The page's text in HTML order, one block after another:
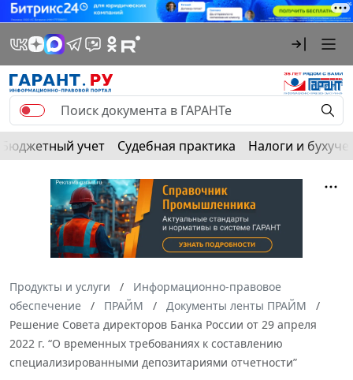
Бюджетный учет Судебная практика Налоги и
Продукты и услуги
Информационно-правовое
обеспечение
ПРАЙМ
Документы ленты ПРАЙМ
Решение Совета директоров Банка России от 29 апреля
2022 г. “О временных требованиях к составлению
специализированными депозитариями отчетности”